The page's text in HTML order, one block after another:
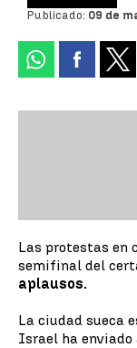
Publicado: 09 de
Las protestas en
semifinal del
aplausos.
La ciudad sueca
Israel ha enviado